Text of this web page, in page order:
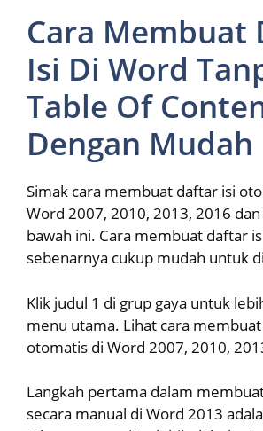
Cara Membuat
Isi Di Word
Table Of
Dengan Mudah
Simak cara membuat daftar isi
Word 2007, 2010, 2013, 2016
bawah ini. Cara membuat daftar
sebenarnya cukup mudah untuk
Klik judul 1 di grup gaya untuk
menu utama. Lihat cara
otomatis di Word 2007, 2010,
Langkah pertama dalam
secara manual di Word 2013